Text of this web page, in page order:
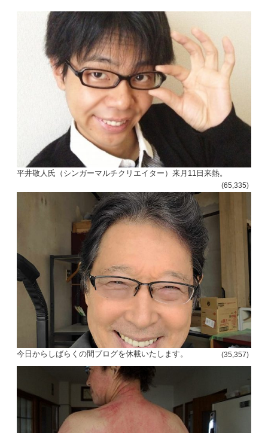
平井敬人氏（シンガーマルチクリエイター）来月11日来熱。
(65,335)
今日からしばらくの間ブログを休載いたします。 (35,357)